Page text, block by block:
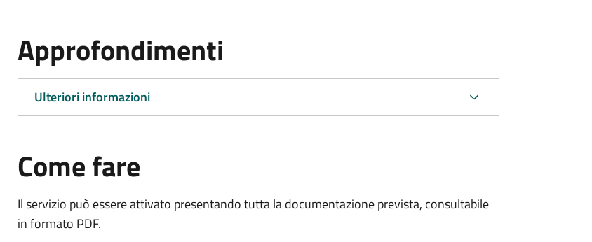
Approfondimenti
Ulteriori informazioni
Come fare
Il servizio può essere attivato presentando tutta la documentazione prevista, consultabile
in formato PDF.